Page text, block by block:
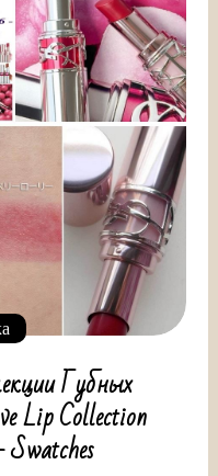
Губных
Lip Collection